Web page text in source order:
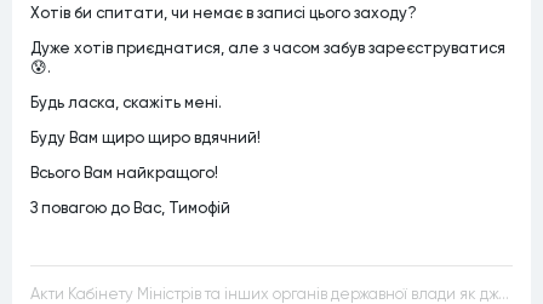
Хотів би спитати, чи немає в записі цього заходу?
Дуже хотів приєднатися, але з часом забув зареєструватися
😰.
Будь ласка, скажіть мені.
Буду Вам щиро щиро вдячний!
Всього Вам найкращого!
З повагою до Вас, Тимофій
Акти Кабінету Міністрів та інших органів державної влади як джерела конституційного права